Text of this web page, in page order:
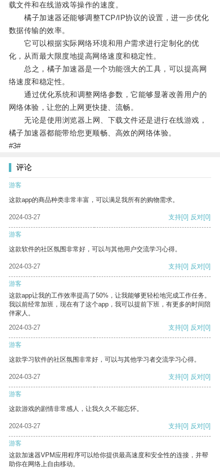
载文件和在线游戏等操作的速度。
橘子加速器还能够调整TCP/IP协议的设置，进一步优化
数据传输的效率。
它可以根据实际网络环境和用户需求进行定制化的优
化，从而最大限度地提高网络速度和稳定性。
总之，橘子加速器是一个功能强大的工具，可以提高网
络速度和稳定性。
通过优化系统和调整网络参数，它能够显著改善用户的
网络体验，让您的上网更快捷、流畅。
无论是使用浏览器上网、下载文件还是进行在线游戏，
橘子加速器都能带给您更顺畅、高效的网络体验。
#3#
评论
游客
这款app的商品种类非常丰富，可以满足我所有的购物需求。
2024-03-27 支持[0] 反对[0]
游客
这款软件的社区氛围非常好，可以与其他用户交流学习心得。
2024-03-27 支持[0] 反对[0]
游客
这款app让我的工作效率提高了50%，让我能够更轻松地完成工作任务。
我以前经常加班，现在有了这个app，我可以提前下班，有更多的时间陪
伴家人。
2024-03-27
支持[0] 反对[0]
游客
这款学习软件的社区氛围非常好，可以与其他学习者交流学习心得。
2024-03-27 支持[0] 反对[0]
游客
这款游戏的剧情非常感人，让我久久不能忘怀。
2024-03-27 支持[0] 反对[0]
游客
这款加速器VPM应用程序可以给你提供最高速度和安全性的连接，并帮
助你在网络上自由移动。